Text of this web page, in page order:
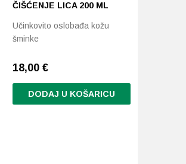
ČIŠĆENJE LICA 200 ML
Učinkovito oslobađa kožu
šminke
18,00€
DODAJ U KOŠARICU